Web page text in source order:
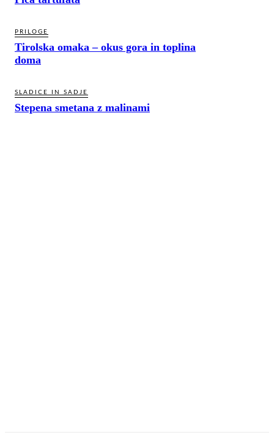
PRILOGE
Tirolska omaka – okus gora in toplina
doma
SLADICE IN SADJE
Stepena smetana z malinami